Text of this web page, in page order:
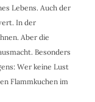
Lebens. Auch der
In der
Aber die
Besonders
Wer keine Lust
Flammkuchen im